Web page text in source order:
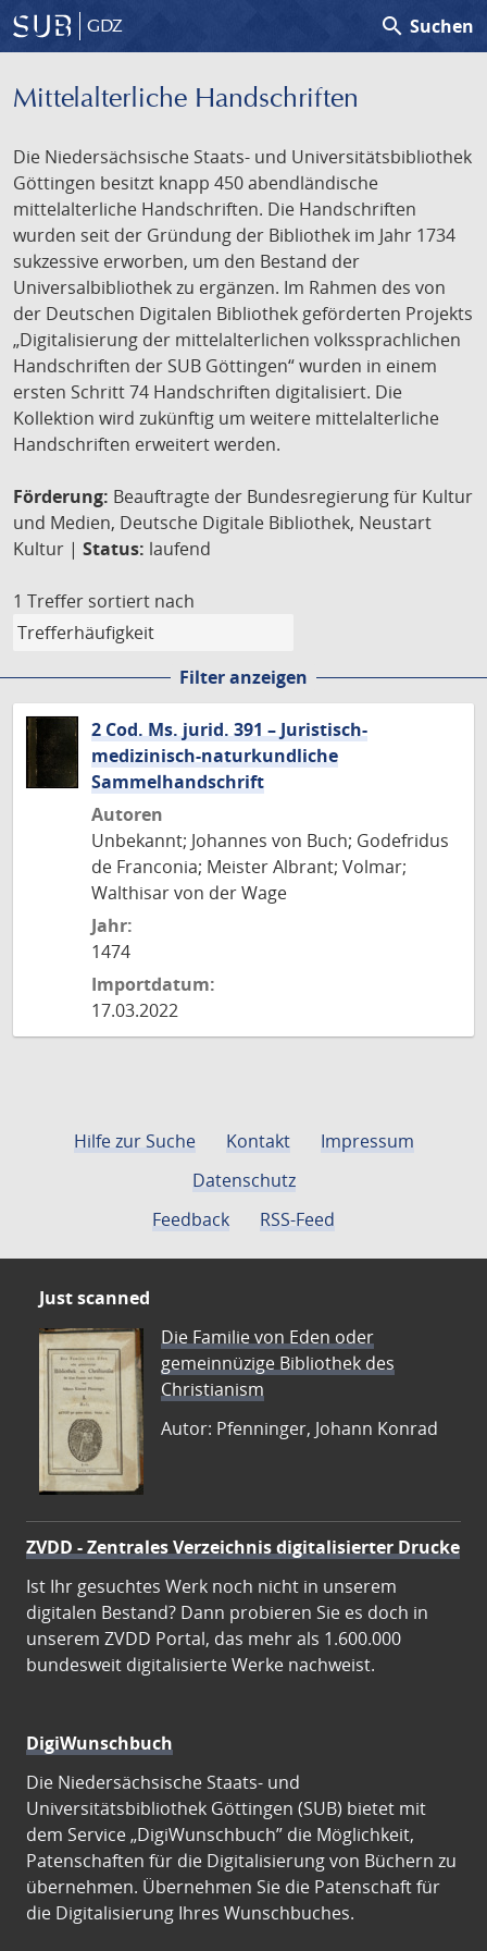
GDZ search Suchen
Mittelalterliche Handschriften
Die Niedersächsische Staats- und Universitätsbibliothek
Göttingen besitzt knapp 450 abendländische
mittelalterliche Handschriften. Die Handschriften
wurden seit der Gründung der Bibliothek im Jahr 1734
sukzessive erworben, um den Bestand der
Universalbibliothek zu ergänzen. Im Rahmen des von
der Deutschen Digitalen Bibliothek geförderten Projekts
„Digitalisierung der mittelalterlichen volkssprachlichen
Handschriften der SUB Göttingen“ wurden in einem
ersten Schritt 74 Handschriften digitalisiert. Die
Kollektion wird zukünftig um weitere mittelalterliche
Handschriften erweitert werden.
Förderung: Beauftragte der Bundesregierung für Kultur
und Medien, Deutsche Digitale Bibliothek, Neustart
Kultur | Status: laufend
1 Treffer sortiert nach
Filter anzeigen
2 Cod. Ms. jurid. 391 – Juristisch-
medizinisch-naturkundliche
Sammelhandschrift
Autoren
Unbekannt; Johannes von Buch; Godefridus
de Franconia; Meister Albrant; Volmar;
Walthisar von der Wage
Jahr:
1474
Importdatum:
17.03.2022
Hilfe zur Suche Kontakt
Impressum
Datenschutz
Feedback
RSS-Feed
Just scanned
Die Familie von Eden oder
gemeinnüzige Bibliothek des
Christianism
Autor: Pfenninger, Johann Konrad
ZVDD - Zentrales Verzeichnis digitalisierter Drucke
Ist Ihr gesuchtes Werk noch nicht in unserem
digitalen Bestand? Dann probieren Sie es doch in
unserem ZVDD Portal, das mehr als 1.600.000
bundesweit digitalisierte Werke nachweist.
DigiWunschbuch
Die Niedersächsische Staats- und
Universitätsbibliothek Göttingen (SUB) bietet mit
dem Service „DigiWunschbuch” die Möglichkeit,
Patenschaften für die Digitalisierung von Büchern zu
übernehmen. Übernehmen Sie die Patenschaft für
die Digitalisierung Ihres Wunschbuches.